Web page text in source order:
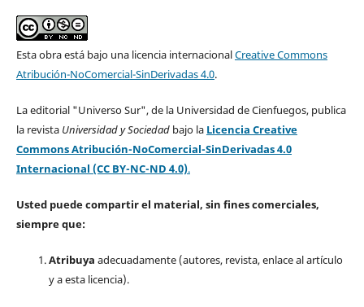
Esta obra está bajo una licencia internacionalCreative Commons
Atribución-NoComercial-SinDerivadas 4.0.
La editorial "Universo Sur", de la Universidad de Cienfuegos, publica
la revista Universidad y Sociedad bajo la Licencia Creative
Commons Atribución-NoComercial-SinDerivadas 4.0
Internacional (CC BY-NC-ND 4.0).
Usted puede compartir el material, sin fines comerciales,
siempre que:
Atribuya adecuadamente (autores, revista, enlace al artículo
y a esta licencia).